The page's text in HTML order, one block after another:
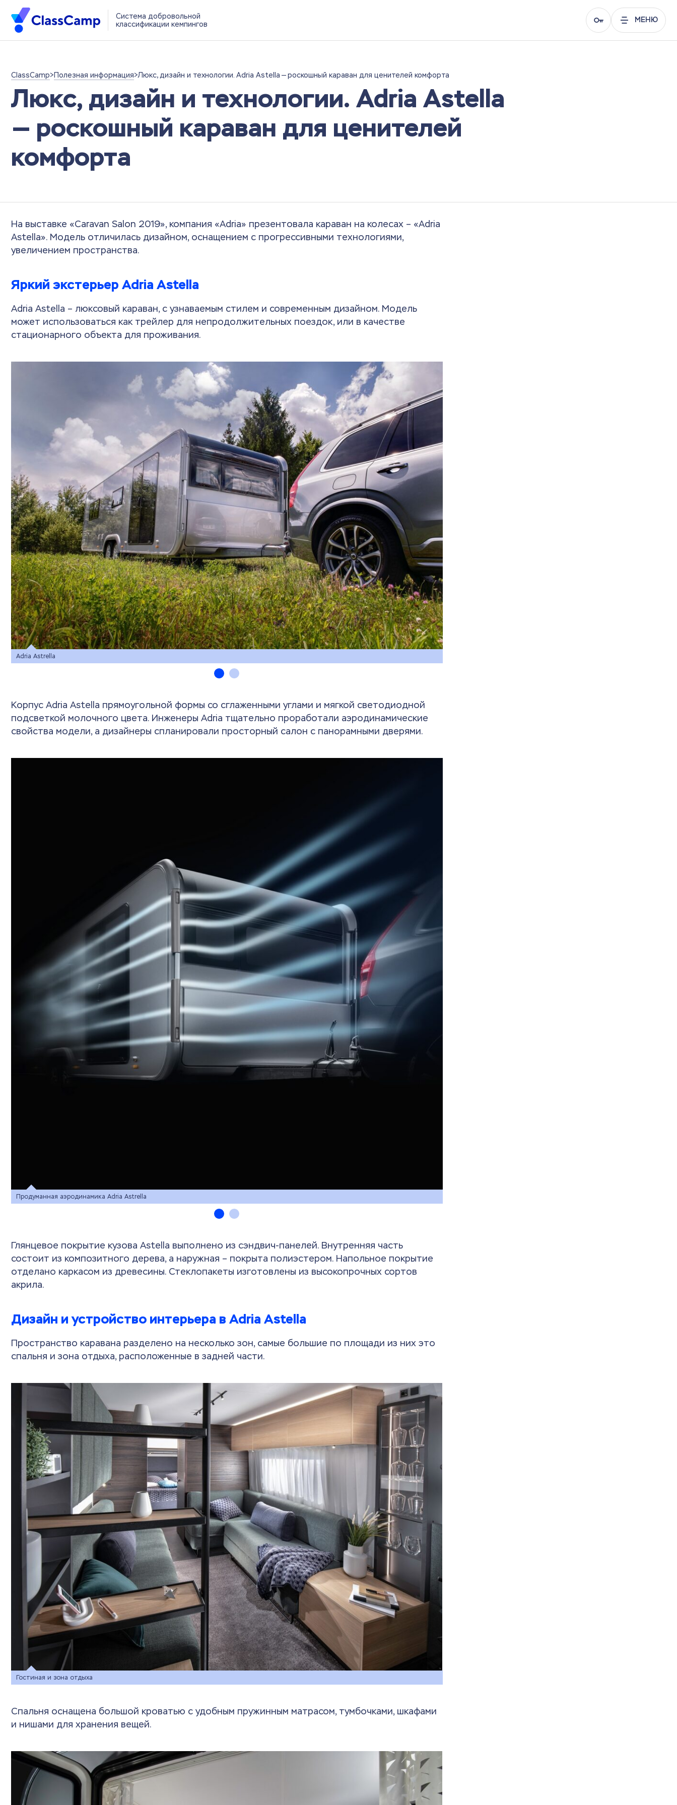
Система добровольной
классификации кемпингов
МЕНЮ
ClassCamp>Полезная информация>Люкс, дизайн и технологии. Adria Astella — роскошный караван для ценителей комфорта
Люкс, дизайн и технологии. Adria Astella
— роскошный караван для ценителей
комфорта
На выставке «Caravan Salon 2019», компания «Adria» презентовала караван на колесах – «Adria
Astella». Модель отличилась дизайном, оснащением с прогрессивными технологиями,
увеличением пространства.
Яркий экстерьер Adria Astella
Adria Astella – люксовый караван, с узнаваемым стилем и современным дизайном. Модель
может использоваться как трейлер для непродолжительных поездок, или в качестве
стационарного объекта для проживания.
Adria Astrella
Корпус Adria Astella прямоугольной формы со сглаженными углами и мягкой светодиодной
подсветкой молочного цвета. Инженеры Adria тщательно проработали аэродинамические
свойства модели, а дизайнеры спланировали просторный салон с панорамными дверями.
Продуманная аэродинамика Adria Astrella
Глянцевое покрытие кузова Astella выполнено из сэндвич-панелей. Внутренняя часть
состоит из композитного дерева, а наружная – покрыта полиэстером. Напольное покрытие
отделано каркасом из древесины. Стеклопакеты изготовлены из высокопрочных сортов
акрила.
Дизайн и устройство интерьера в Adria Astella
Пространство каравана разделено на несколько зон, самые большие по площади из них это
спальня и зона отдыха, расположенные в задней части.
Гостиная и зона отдыха
Спальня оснащена большой кроватью с удобным пружинным матрасом, тумбочками, шкафами
и нишами для хранения вещей.